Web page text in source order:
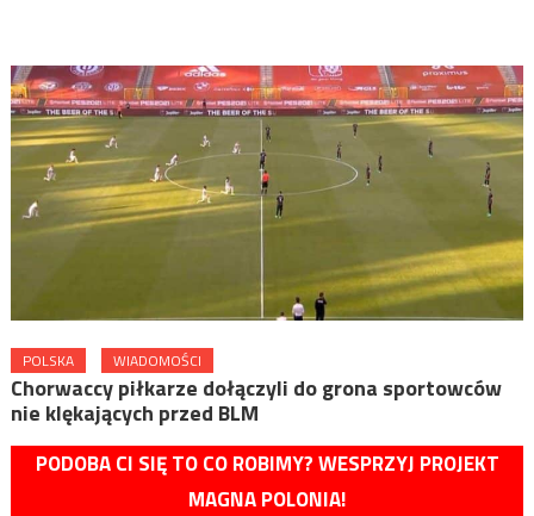
POLSKA WIADOMOŚCI
Chorwaccy piłkarze dołączyli do grona sportowców
nie klękających przed BLM
PODOBA CI SIĘ TO CO ROBIMY? WESPRZYJ PROJEKT
MAGNA POLONIA!